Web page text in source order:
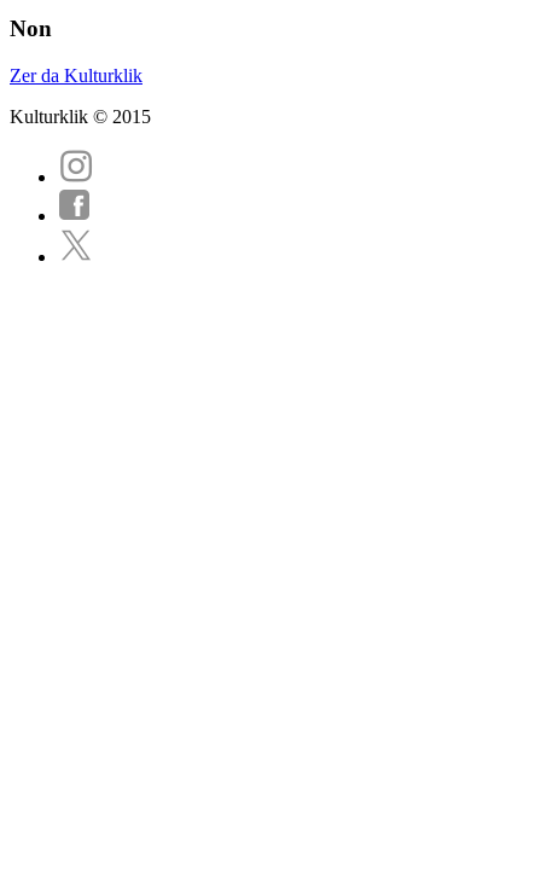
Non
Zer da Kulturklik
Kulturklik © 2015